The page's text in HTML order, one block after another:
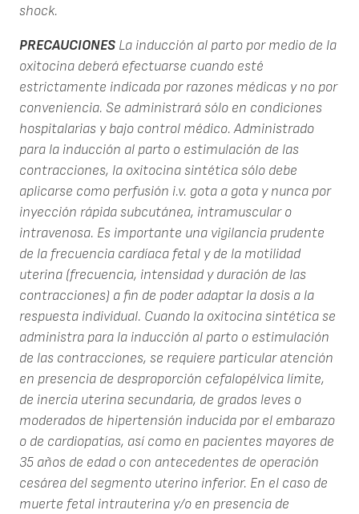
shock.
PRECAUCIONES La inducción al parto por medio de la
oxitocina deberá efectuarse cuando esté
estrictamente indicada por razones médicas y no por
conveniencia. Se administrará sólo en condiciones
hospitalarias y bajo control médico. Administrado
para la inducción al parto o estimulación de las
contracciones, la oxitocina sintética sólo debe
aplicarse como perfusión i.v. gota a gota y nunca por
inyección rápida subcutánea, intramuscular o
intravenosa. Es importante una vigilancia prudente
de la frecuencia cardíaca fetal y de la motilidad
uterina (frecuencia, intensidad y duración de las
contracciones) a fin de poder adaptar la dosis a la
respuesta individual. Cuando la oxitocina sintética se
administra para la inducción al parto o estimulación
de las contracciones, se requiere particular atención
en presencia de desproporción cefalopélvica límite,
de inercia uterina secundaria, de grados leves o
moderados de hipertensión inducida por el embarazo
o de cardiopatías, así como en pacientes mayores de
35 años de edad o con antecedentes de operación
cesárea del segmento uterino inferior. En el caso de
muerte fetal intrauterina y/o en presencia de